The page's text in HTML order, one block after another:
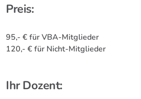
Preis:
95,- € für VBA-Mitglieder
120,- € für Nicht-Mitglieder
Ihr Dozent: